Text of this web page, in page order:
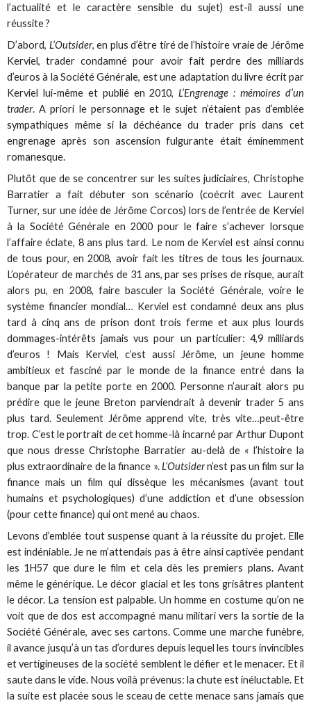
l’actualité et le caractère sensible du sujet) est-il aussi une
réussite ?
D’abord, L’Outsider, en plus d’être tiré de l’histoire vraie de Jérôme
Kerviel, trader condamné pour avoir fait perdre des milliards
d’euros à la Société Générale, est une adaptation du livre écrit par
Kerviel lui-même et publié en 2010,L’Engrenage : mémoires d’un
trader. A priori le personnage et le sujet n’étaient pas d’emblée
sympathiques même si la déchéance du trader pris dans cet
engrenage après son ascension fulgurante était éminemment
romanesque.
Plutôt que de se concentrer sur les suites judiciaires, Christophe
Barratier a fait débuter son scénario (coécrit avec Laurent
Turner, sur une idée de Jérôme Corcos) lors de l’entrée de Kerviel
à la Société Générale en 2000 pour le faire s’achever lorsque
l’affaire éclate, 8 ans plus tard. Le nom de Kerviel est ainsi connu
de tous pour, en 2008, avoir fait les titres de tous les journaux.
L’opérateur de marchés de 31 ans, par ses prises de risque, aurait
alors pu, en 2008, faire basculer la Société Générale, voire le
système financier mondial… Kerviel est condamné deux ans plus
tard à cinq ans de prison dont trois ferme et aux plus lourds
dommages-intérêts jamais vus pour un particulier: 4,9 milliards
d’euros ! Mais Kerviel, c’est aussi Jérôme, un jeune homme
ambitieux et fasciné par le monde de la finance entré dans la
banque par la petite porte en 2000. Personne n’aurait alors pu
prédire que le jeune Breton parviendrait à devenir trader 5 ans
plus tard. Seulement Jérôme apprend vite, très vite…peut-être
trop. C’est le portrait de cet homme-là incarné par Arthur Dupont
que nous dresse Christophe Barratier au-delà de « l’histoire la
plus extraordinaire de la finance ».L’Outsidern’est pas un film sur la
finance mais un film qui dissèque les mécanismes (avant tout
humains et psychologiques) d’une addiction et d’une obsession
(pour cette finance) qui ont mené au chaos.
Levons d’emblée tout suspense quant à la réussite du projet. Elle
est indéniable. Je ne m’attendais pas à être ainsi captivée pendant
les 1H57 que dure le film et cela dès les premiers plans. Avant
même le générique. Le décor glacial et les tons grisâtres plantent
le décor. La tension est palpable. Un homme en costume qu’on ne
voit que de dos est accompagné manu militari vers la sortie de la
Société Générale, avec ses cartons. Comme une marche funèbre,
il avance jusqu’à un tas d’ordures depuis lequel les tours invincibles
et vertigineuses de la société semblent le défier et le menacer. Et il
saute dans le vide. Nous voilà prévenus: la chute est inéluctable. Et
la suite est placée sous le sceau de cette menace sans jamais que